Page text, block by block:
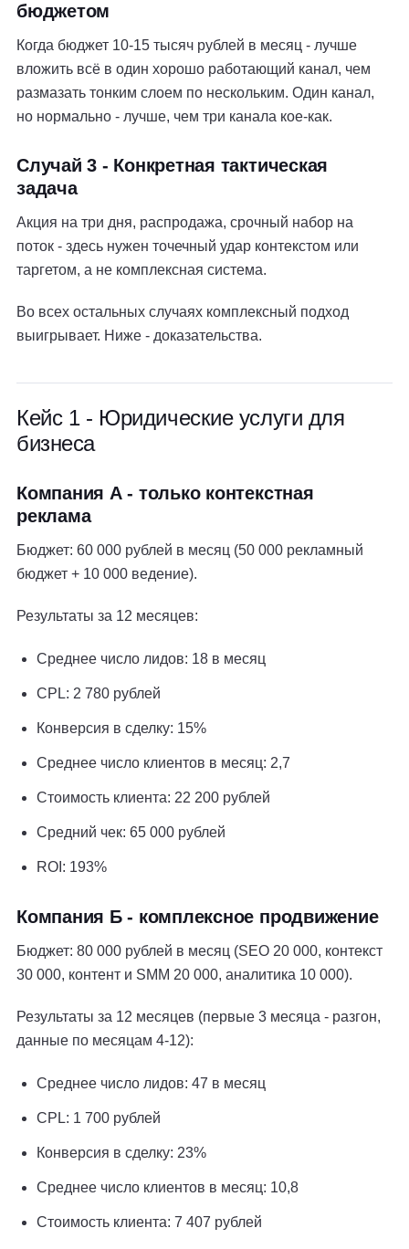
бюджетом
Когда бюджет 10-15 тысяч рублей в месяц - лучше
вложить всё в один хорошо работающий канал, чем
размазать тонким слоем по нескольким. Один канал,
но нормально - лучше, чем три канала кое-как.
Случай 3 - Конкретная тактическая
задача
Акция на три дня, распродажа, срочный набор на
поток - здесь нужен точечный удар контекстом или
таргетом, а не комплексная система.
Во всех остальных случаях комплексный подход
выигрывает. Ниже - доказательства.
Кейс 1 - Юридические услуги для
бизнеса
Компания А - только контекстная
реклама
Бюджет: 60 000 рублей в месяц (50 000 рекламный
бюджет + 10 000 ведение).
Результаты за 12 месяцев:
Среднее число лидов: 18 в месяц
CPL: 2 780 рублей
Конверсия в сделку: 15%
Среднее число клиентов в месяц: 2,7
Стоимость клиента: 22 200 рублей
Средний чек: 65 000 рублей
ROI: 193%
Компания Б - комплексное продвижение
Бюджет: 80 000 рублей в месяц (SEO 20 000, контекст
30 000, контент и SMM 20 000, аналитика 10 000).
Результаты за 12 месяцев (первые 3 месяца - разгон,
данные по месяцам 4-12):
Среднее число лидов: 47 в месяц
CPL: 1 700 рублей
Конверсия в сделку: 23%
Среднее число клиентов в месяц: 10,8
Стоимость клиента: 7 407 рублей